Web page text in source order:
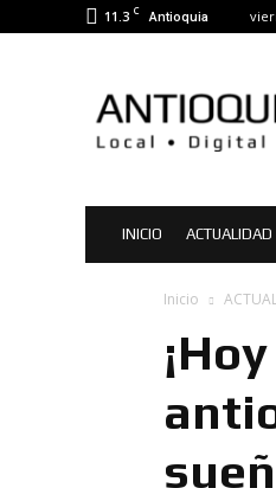
11.3 C Antioquia
Hoy
|
Noticias
Antioquia
INICIO ACTUALIDAD
Inicio